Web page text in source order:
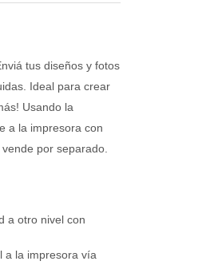
tus diseños y fotos
Ideal para crear
Usando la
a la impresora con
por separado.
a otro nivel con
a la impresora vía